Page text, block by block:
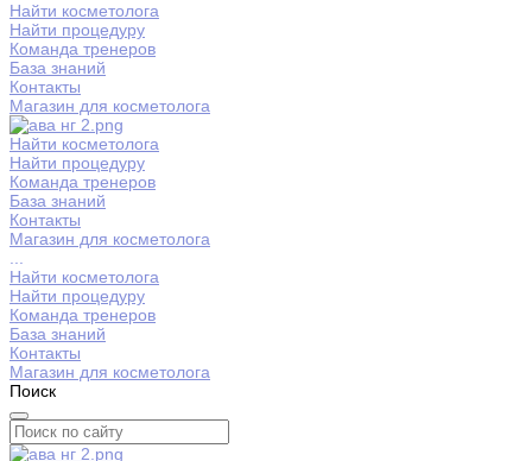
Найти косметолога
Найти процедуру
Команда тренеров
База знаний
Контакты
Магазин для косметолога
Найти косметолога
Найти процедуру
Команда тренеров
База знаний
Контакты
Магазин для косметолога
Найти косметолога
Найти процедуру
Команда тренеров
База знаний
Контакты
Магазин для косметолога
Поиск